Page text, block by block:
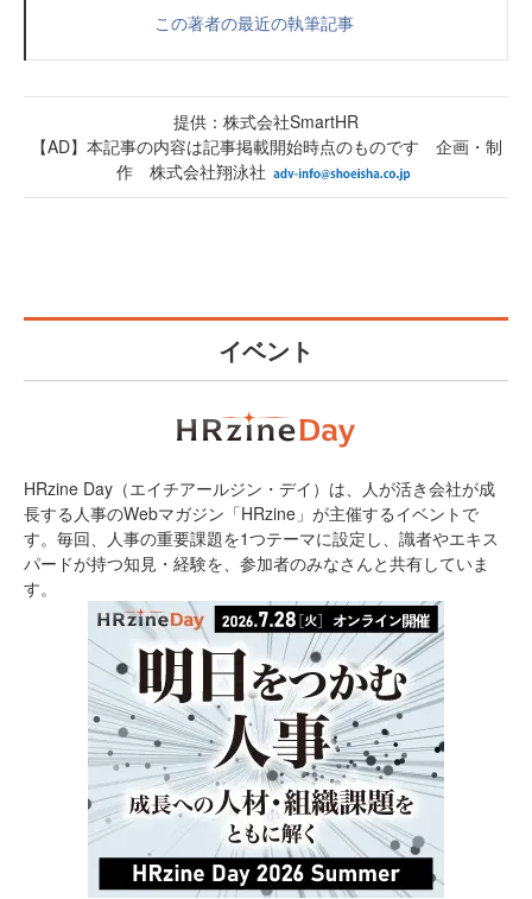
この著者の最近の執筆記事
提供：株式会社SmartHR
【AD】本記事の内容は記事掲載開始時点のものです 企画・制
作 株式会社翔泳社
イベント
HRzine Day（エイチアールジン・デイ）は、人が活き会社が成
長する人事のWebマガジン「HRzine」が主催するイベントで
す。毎回、人事の重要課題を1つテーマに設定し、識者やエキス
パードが持つ知見・経験を、参加者のみなさんと共有していま
す。